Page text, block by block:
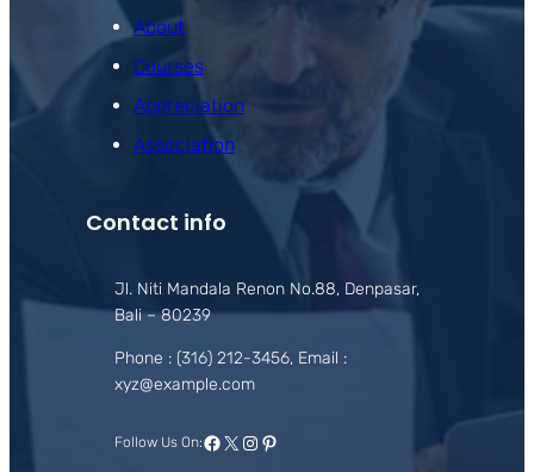
About
Courses
Appreciation
Association
Contact info
Jl. Niti Mandala Renon No.88, Denpasar,
Bali – 80239
Phone : (316) 212-3456, Email :
xyz@example.com
Follow Us On:Facebook
X Instagram
Pinterest